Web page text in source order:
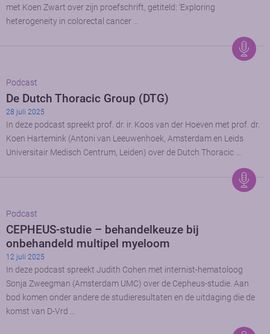
met Koen Zwart over zijn proefschrift, getiteld: ‘Exploring
heterogeneity in colorectal cancer …
Podcast
De Dutch Thoracic Group (DTG)
28 juli 2025
In deze podcast spreekt prof. dr. ir. Koos van der Hoeven met prof. dr.
Koen Hartemink (Antoni van Leeuwenhoek, Amsterdam en Leids
Universitair Medisch Centrum, Leiden) over de Dutch Thoracic …
Podcast
CEPHEUS-studie – behandelkeuze bij
onbehandeld multipel myeloom
12 juli 2025
In deze podcast spreekt Judith Cohen met internist-hematoloog
Sonja Zweegman (Amsterdam UMC) over de Cepheus-studie. Aan
bod komen onder andere de studieresultaten en de uitdaging die de
komst van D-Vrd …